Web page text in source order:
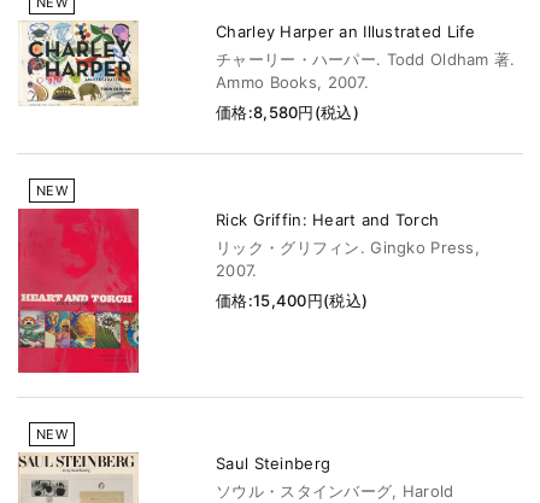
Charley Harper an Illustrated Life
チャーリー・ハーパー. Todd Oldham 著.
Ammo Books, 2007.
価格:8,580円(税込)
NEW
Rick Griffin: Heart and Torch
リック・グリフィン. Gingko Press,
2007.
価格:15,400円(税込)
NEW
Saul Steinberg
ソウル・スタインバーグ, Harold